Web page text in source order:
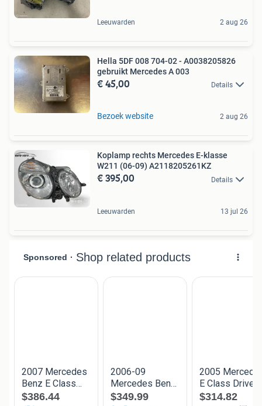
Leeuwarden 2 aug 26
Hella 5DF 008 704-02 - A0038205826
gebruikt Mercedes A 003
€ 45,00 Details
Bezoek website 2 aug 26
Koplamp rechts Mercedes E-klasse
W211 (06-09) A2118205261KZ
€ 395,00 Details
Leeuwarden 13 jul 26